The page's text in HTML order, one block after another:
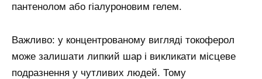
пантенолом або гіалуроновим гелем.
Важливо: у концентрованому вигляді токоферол
може залишати липкий шар і викликати місцеве
подразнення у чутливих людей. Тому